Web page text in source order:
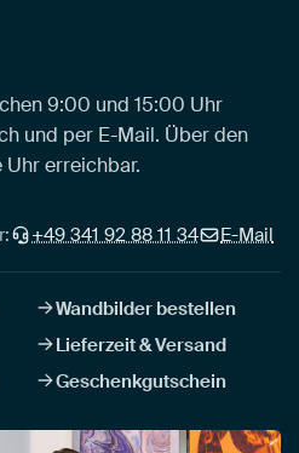
9:00 und 15:00 Uhr
und per E-Mail. Über den
erreichbar.
+49 341 92 88 11 34 E-Mail
Wandbilder bestellen
Lieferzeit & Versand
Geschenkgutschein